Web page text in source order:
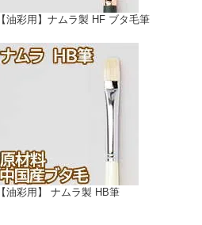
【油彩用】ナムラ製 HF ブタ毛筆
【油彩用】 ナムラ製 HB筆